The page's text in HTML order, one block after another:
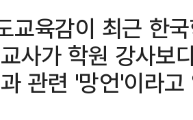
교육감이 최근 한
사가 학원 강사보
관련 '망언'이라